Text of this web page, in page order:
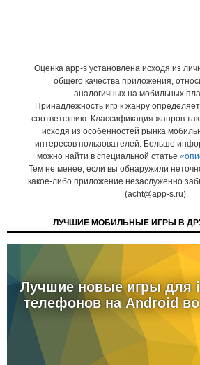
Оценка app-s установлена исходя из
общего качества приложения,
аналогичных на мобильных
Принадлежность игр к жанру
соответствию. Классификация жанров
исходя из особенностей рынка
интересов пользователей. Больше
можно найти в специальной статье
Тем не менее, если вы обнаружили
какое-либо приложение незаслуженно
(acht@app-s.ru).
ЛУЧШИЕ МОБИЛЬНЫЕ ИГРЫ В
Лучшие новые игры для
телефонов на Android